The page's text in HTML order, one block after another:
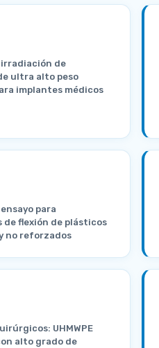
irradiación de
ultra alto peso
implantes médicos
para
de flexión de plásticos
no reforzados
UHMWPE
alto grado de